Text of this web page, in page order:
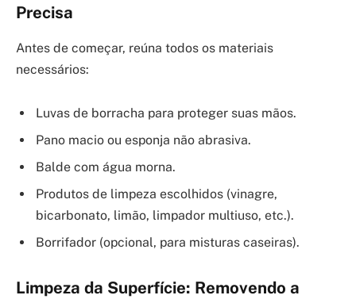
Precisa
Antes de começar, reúna todos os materiais
necessários:
Luvas de borracha para proteger suas mãos.
Pano macio ou esponja não abrasiva.
Balde com água morna.
Produtos de limpeza escolhidos (vinagre,
bicarbonato, limão, limpador multiuso, etc.).
Borrifador (opcional, para misturas caseiras).
Limpeza da Superfície: Removendo a